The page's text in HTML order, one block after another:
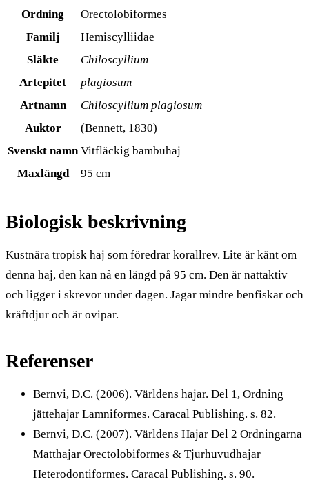
Ordning
Orectolobiformes
Familj
Hemiscylliidae
Släkte
Chiloscyllium
Artepitet
plagiosum
Artnamn
Chiloscyllium plagiosum
Auktor
(Bennett, 1830)
Svenskt namn Vitfläckig bambuhaj
Maxlängd
95 cm
Biologisk beskrivning
Kustnära tropisk haj som föredrar korallrev. Lite är känt om
denna haj, den kan nå en längd på 95 cm. Den är nattaktiv
och ligger i skrevor under dagen. Jagar mindre benfiskar och
kräftdjur och är ovipar.
Referenser
Bernvi, D.C. (2006). Världens hajar. Del 1, Ordning
jättehajar Lamniformes. Caracal Publishing. s. 82.
Bernvi, D.C. (2007). Världens Hajar Del 2 Ordningarna
Matthajar Orectolobiformes & Tjurhuvudhajar
Heterodontiformes. Caracal Publishing. s. 90.